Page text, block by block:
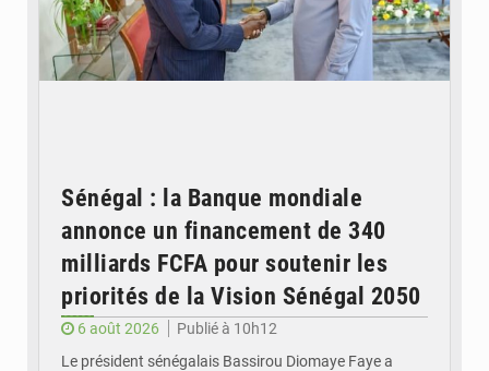
Sénégal : la Banque mondiale
annonce un financement de 340
milliards FCFA pour soutenir les
priorités de la Vision Sénégal 2050
6 août 2026
Publié à 10h12
Le président sénégalais Bassirou Diomaye Faye a